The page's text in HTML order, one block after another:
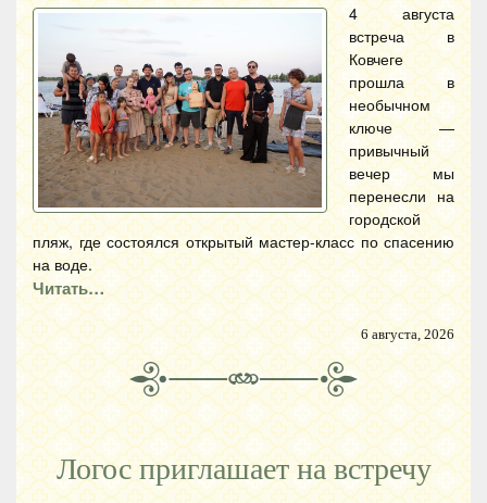
4 августа
встреча в
Ковчеге
прошла в
необычном
ключе —
привычный
вечер мы
перенесли на
городской
пляж, где состоялся открытый мастер-класс по спасению
на воде.
Читать…
6 августа, 2026
Логос приглашает на встречу